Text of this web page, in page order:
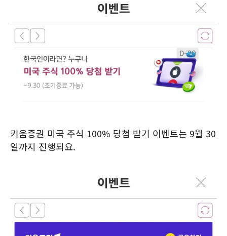
키움증권 미국 주식 100% 당첨 받기 이벤트는 9월 30
일까지 진행되요.